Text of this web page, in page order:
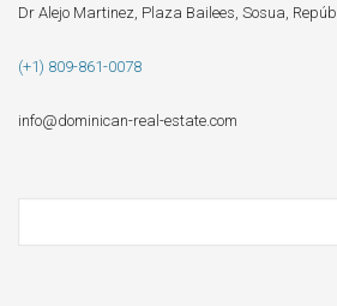
Dr Alejo Martinez, Plaza Bailees, Sosua,
(+1) 809-861-0078
info@dominican-real-estate.com